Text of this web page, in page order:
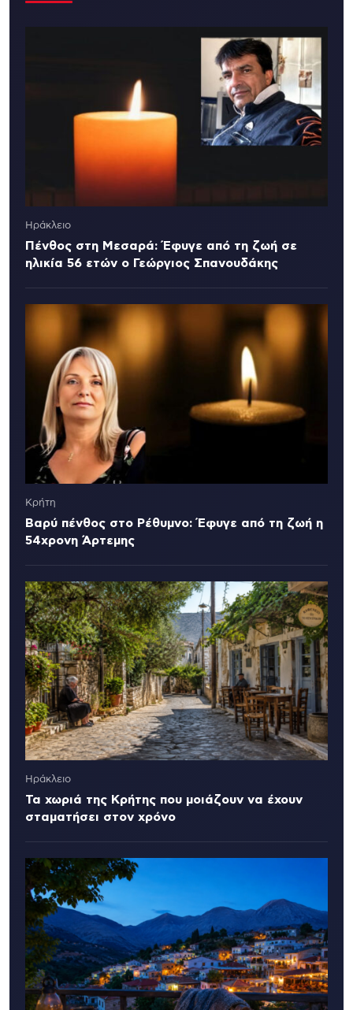
Ηράκλειο
Πένθος στη Μεσαρά: Έφυγε από τη ζωή σε
ηλικία 56 ετών ο Γεώργιος Σπανουδάκης
Κρήτη
Βαρύ πένθος στο Ρέθυμνο: Έφυγε από τη ζωή η
54χρονη Άρτεμης
Ηράκλειο
Τα χωριά της Κρήτης που μοιάζουν να έχουν
σταματήσει στον χρόνο